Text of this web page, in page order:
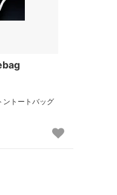
トートバッグ